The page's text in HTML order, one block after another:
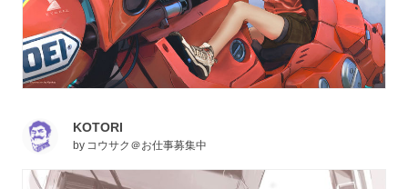
KOTORI
by コウサク＠お仕事募集中